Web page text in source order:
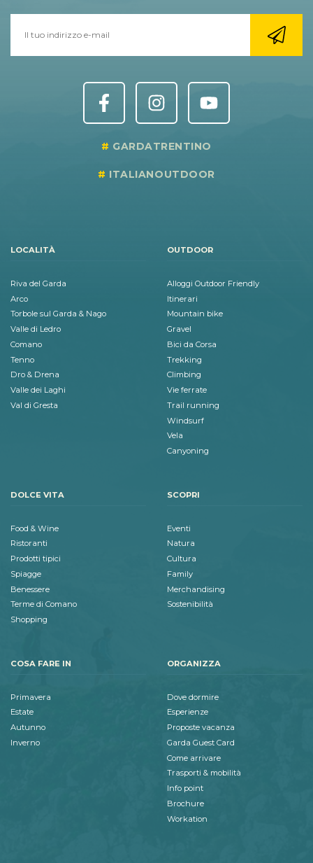
GARDATRENTINO
ITALIANOUTDOOR
LOCALITÀ
Riva del Garda
Arco
Torbole sul Garda & Nago
Valle di Ledro
Comano
Tenno
Dro & Drena
Valle dei Laghi
Val di Gresta
OUTDOOR
Alloggi Outdoor Friendly
Itinerari
Mountain bike
Gravel
Bici da Corsa
Trekking
Climbing
Vie ferrate
Trail running
Windsurf
Vela
Canyoning
DOLCE VITA
Food & Wine
Ristoranti
Prodotti tipici
Spiagge
Benessere
Terme di Comano
Shopping
SCOPRI
Eventi
Natura
Cultura
Family
Merchandising
Sostenibilità
COSA FARE IN
Primavera
Estate
Autunno
Inverno
ORGANIZZA
Dove dormire
Esperienze
Proposte vacanza
Garda Guest Card
Come arrivare
Trasporti & mobilità
Info point
Brochure
Workation